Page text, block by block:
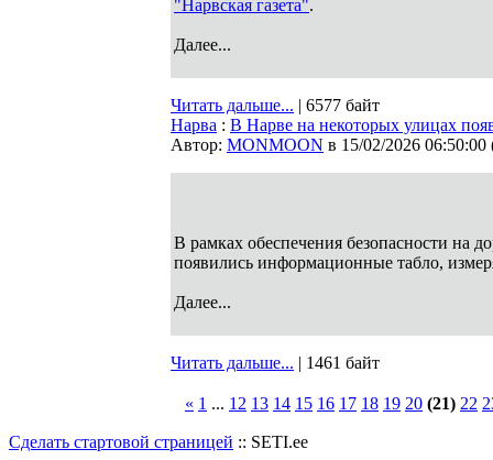
"Нарвская газета".
Далее...
Читать дальше... | 6577 байт
Нарва : В Нарве на некоторых улицах
Автор: MONMOON в 15/02/2026 06:50:00
В рамках обеспечения безопасности на
появились информационные табло,
Далее...
Читать дальше... | 1461 байт
« 1 ... 12 13 14 15 16 17 18 19 20 (21) 22
Сделать стартовой страницей :: SETI.ee